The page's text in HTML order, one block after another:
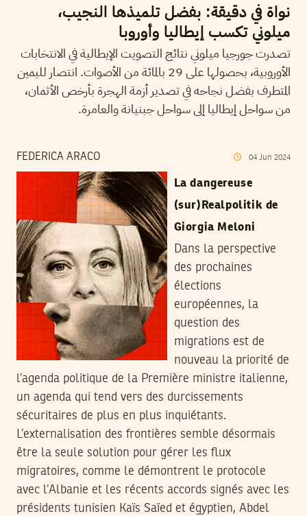
نواة في دقيقة: بفضل تلميذها النجيب،
ميلوني تكسب إيطاليا وأوروبا
تصدرت جورجيا ميلوني نتائج التصويت الإيطالية في الانتخابات
الأوروبية، بحصولها على 29 بالمائة من الأصوات. انتصار لليمين
المتطرف بفضل نجاحه في تصدير أزمة الهجرة بأرخص الأثمان،
من سواحل إيطاليا إلى سواحل جبنيانة والعامرة.
FEDERICA ARACO 04 Jun 2024
La dangereuse
(sur)Realpolitik de
Giorgia Meloni
Dans la perspective
des prochaines
élections
européennes, la
question des
migrations est de
nouveau la priorité de
l’agenda politique de la Première ministre italienne,
un agenda qui tend vers des durcissements
sécuritaires de plus en plus inquiétants.
L’externalisation des frontières semble désormais
être la seule solution pour gérer les flux
migratoires, comme le démontrent le protocole
avec l’Albanie et les récents accords signés avec les
présidents tunisien Kaïs Saïed et égyptien, Abdel